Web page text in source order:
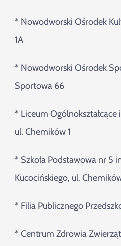
* Nowodworski Ośrodek
1A
* Nowodworski Ośrodek
Sportowa 66
* Liceum Ogólnokształcące
ul. Chemików 1
* Szkoła Podstawowa nr 5
Kucocińskiego, ul.
* Filia Publicznego
* Centrum Zdrowia